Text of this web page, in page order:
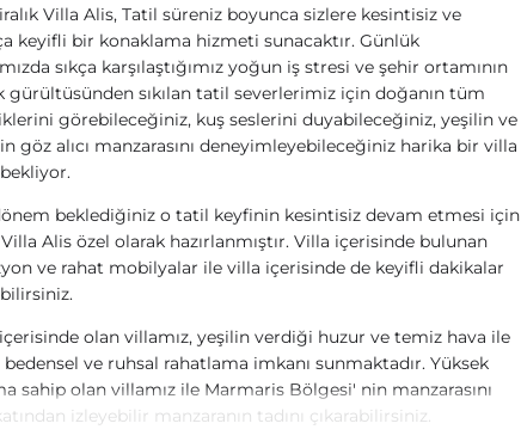
Villa Alis, Tatil süreniz boyunca sizlere kesintisiz ve
keyifli bir konaklama hizmeti sunacaktır. Günlük
sıkça karşılaştığımız yoğun iş stresi ve şehir ortamının
gürültüsünden sıkılan tatil severlerimiz için doğanın tüm
görebileceğiniz, kuş seslerini duyabileceğiniz, yeşilin ve
göz alıcı manzarasını deneyimleyebileceğiniz harika bir villa
beklediğiniz o tatil keyfinin kesintisiz devam etmesi için
Alis özel olarak hazırlanmıştır. Villa içerisinde bulunan
ve rahat mobilyalar ile villa içerisinde de keyifli dakikalar
olan villamız, yeşilin verdiği huzur ve temiz hava ile
bedensel ve ruhsal rahatlama imkanı sunmaktadır. Yüksek
sahip olan villamız ile Marmaris Bölgesi' nin manzarasını
izleyebilir manzaranın tadını çıkarabilirsiniz.